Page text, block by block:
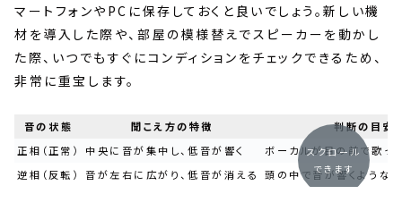
マートフォンやPCに保存しておくと良いでしょう。新しい機
材を導入した際や、部屋の模様替えでスピーカーを動かし
た際、いつでもすぐにコンディションをチェックできるため、
非常に重宝します。
音の状態 聞こえ方の特徴
判断の目安
正相（正常）
中央に音が集中し、低音が響く
ボーカルが目の前で歌っ
逆相（反転）
音が左右に広がり、低音が消える 頭の中で音が響くような
スクロール
できます